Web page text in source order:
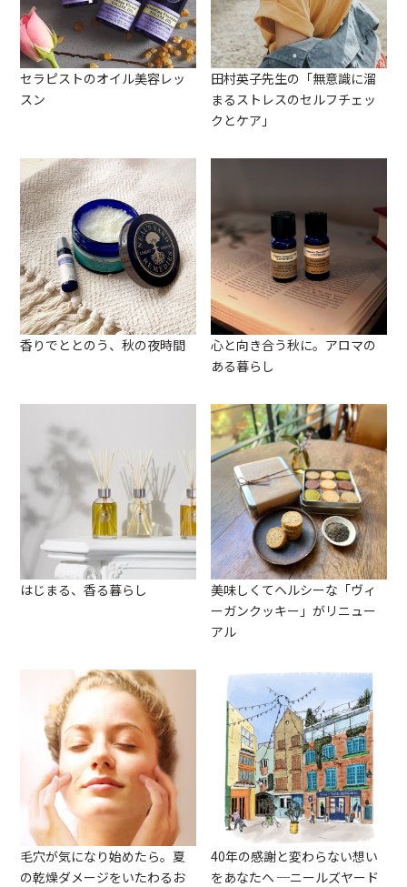
セラピストのオイル美容レッ
スン
田村英子先生の「無意識に溜
まるストレスのセルフチェッ
クとケア」
香りでととのう、秋の夜時間
心と向き合う秋に。アロマの
ある暮らし
はじまる、香る暮らし
美味しくてヘルシーな「ヴィ
ーガンクッキー」がリニュー
アル
毛穴が気になり始めたら。夏
の乾燥ダメージをいたわるお
40年の感謝と変わらない想い
をあなたへ ─ニールズヤード